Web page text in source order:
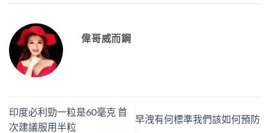
偉哥威而鋼
印度必利勁一粒是60毫克 首
次建議服用半粒
早洩有何標準我們該如何預防